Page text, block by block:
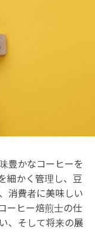
豊かなコーヒーを
細かく管理し、豆
消費者に美味しい
ーヒー焙煎士の仕
、そして将来の展